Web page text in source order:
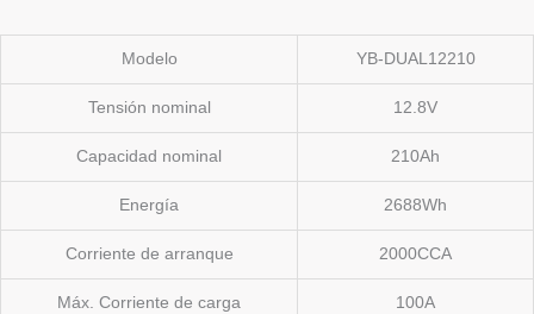
Modelo YB-DUAL12210
Tensión nominal 12.8V
Capacidad nominal 210Ah
Energía 2688Wh
Corriente de arranque 2000CCA
Máx. Corriente de carga 100A